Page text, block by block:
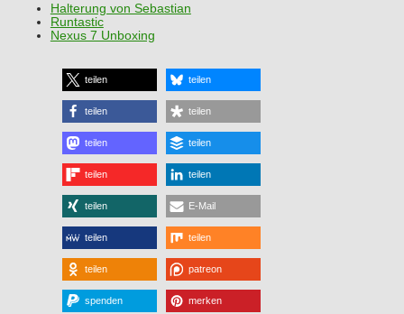
Halterung von Sebastian
Runtastic
Nexus 7 Unboxing
teilen teilen
teilen teilen
teilen teilen
teilen teilen
teilen E-Mail
teilen teilen
teilen patreon
spenden merken